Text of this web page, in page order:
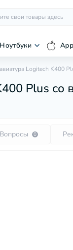
Ноутбуки
Logitech K400
Plus
Вопросы 0